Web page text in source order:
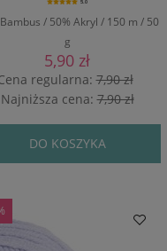
/ 50% Akryl / 150 m / 50
g
5.0
5,90 zł
regularna:7,90 zł
Najniższa cena:7,90 zł
DO KOSZYKA